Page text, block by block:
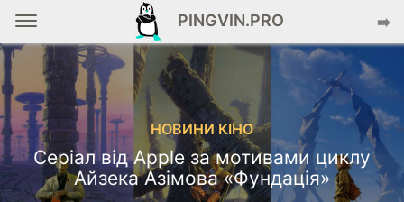
PINGVIN.PRO ➡️
НОВИНИ КІНО
Серіал від Apple за мотивами циклу
Айзека Азімова «Фундація»